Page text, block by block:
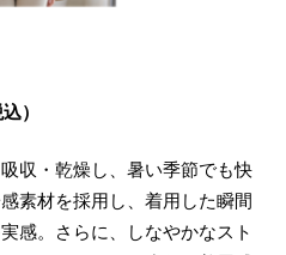
）
収・乾燥し、暑い季節でも快
素材を採用し、着用した瞬間
感。さらに、しなやかなスト